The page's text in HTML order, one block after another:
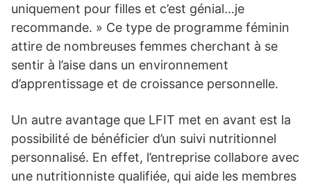
uniquement pour filles et c’est génial…je
recommande. » Ce type de programme féminin
attire de nombreuses femmes cherchant à se
sentir à l’aise dans un environnement
d’apprentissage et de croissance personnelle.
Un autre avantage que LFIT met en avant est la
possibilité de bénéficier d’un suivi nutritionnel
personnalisé. En effet, l’entreprise collabore avec
une nutritionniste qualifiée, qui aide les membres